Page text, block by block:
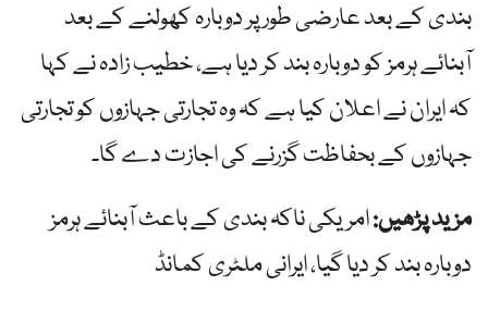
بندی کے بعد عارضی طور پر دوبارہ کھولنے کے بعد
آبنائے ہرمز کو دوبارہ بند کر دیا ہے، خطیب زادہ نے کہا
کہ ایران نے اعلان کیا ہے کہ وہ تجارتی جہازوں کو تجارتی
جہازوں کے بحفاظت گزرنے کی اجازت دے گا۔
مزید پڑھیں:امریکی ناکہ بندی کے باعث آبنائے ہرمز
دوبارہ بند کر دیا گیا، ایرانی ملٹری کمانڈ